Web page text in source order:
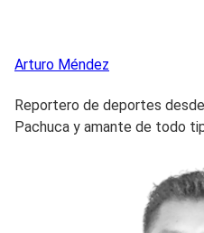
Arturo Méndez
Reportero de deportes
Pachuca y amante de todo